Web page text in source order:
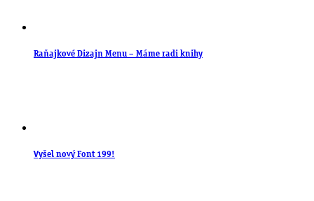
Raňajkové Dizajn Menu – Máme radi knihy
Vyšel nový Font 199!